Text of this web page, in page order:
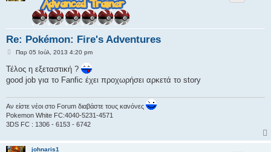
Re: Pokémon: Fire's Adventures
Δ
μ
ο
σ
σ
η
Παρ 05 Ιούλ, 2013 4:20 pm
Τέλος η εξεταστική ?
good job για το Fanfic έχει προχωρήσει αρκετά το story
Αν είστε νέοι στο Forum διαβάστε τους κανόνες
Pokemon White FC:4040-5231-4571
3DS FC : 1306 - 6153 - 6742
johnaris1